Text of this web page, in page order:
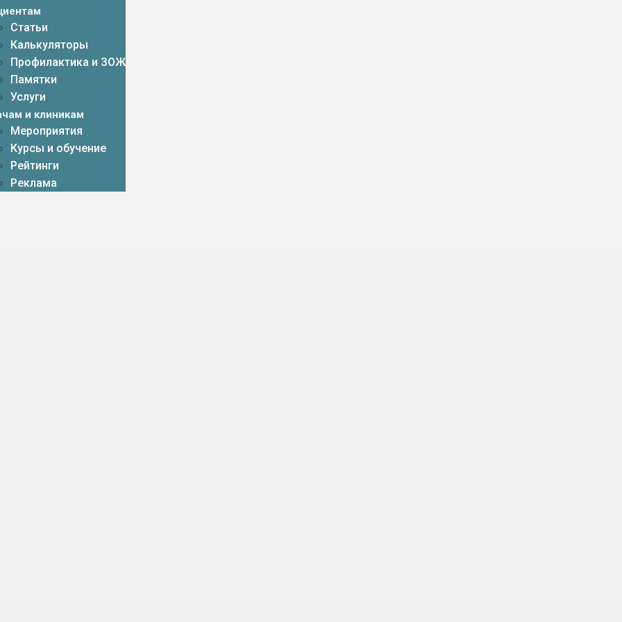
Статьи
Калькуляторы
Профилактика и ЗОЖ
Памятки
Услуги
и клиникам
Мероприятия
Курсы и обучение
Рейтинги
Реклама